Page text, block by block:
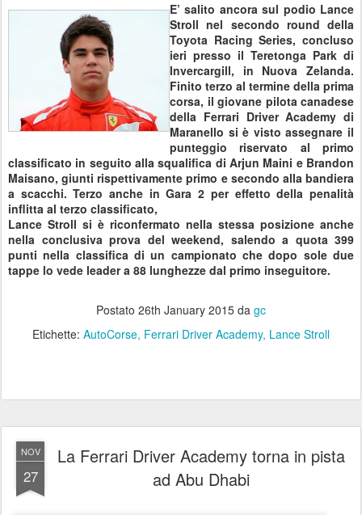
E’ salito ancora sul podio Lance
Stroll nel secondo round della
Toyota Racing Series, concluso
ieri presso il Teretonga Park di
Invercargill, in Nuova Zelanda.
Finito terzo al termine della prima
corsa, il giovane pilota canadese
della Ferrari Driver Academy di
Maranello si è visto assegnare il
punteggio riservato al primo
classificato in seguito alla squalifica di Arjun Maini e Brandon
Maisano, giunti rispettivamente primo e secondo alla bandiera
a scacchi. Terzo anche in Gara 2 per effetto della penalità
inflitta al terzo classificato,
Lance Stroll si è riconfermato nella stessa posizione anche
nella conclusiva prova del weekend, salendo a quota 399
punti nella classifica di un campionato che dopo sole due
tappe lo vede leader a 88 lunghezze dal primo inseguitore.
Postato 26th January 2015 da gc
Etichette: AutoCorse Ferrari Driver Academy Lance Stroll
NOV
27
La Ferrari Driver Academy torna in pista
ad Abu Dhabi